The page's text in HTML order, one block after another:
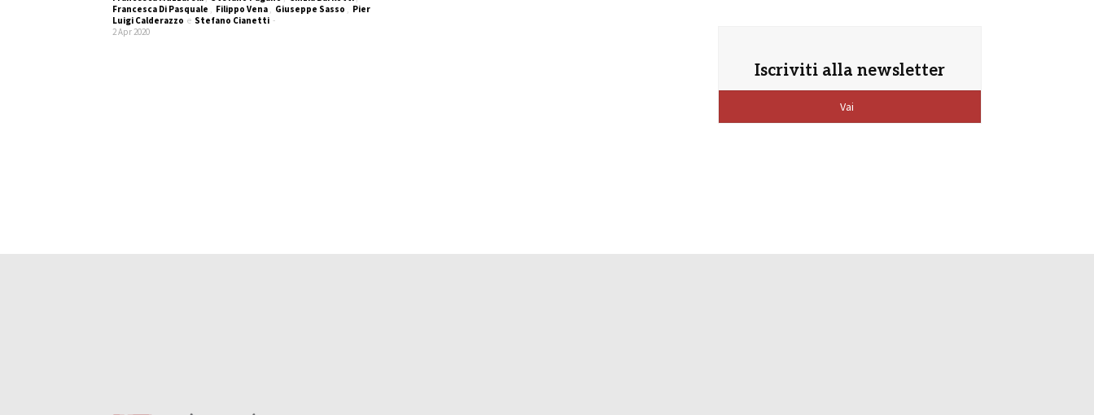
Francesca Di Pasquale , Filippo Vena , Giuseppe Sasso , Pier
Luigi Calderazzo e Stefano Cianetti -
2 Apr 2020
Iscriviti alla newsletter
Vai